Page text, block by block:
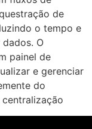
de
o tempo e
O
painel de
e gerenciar
do